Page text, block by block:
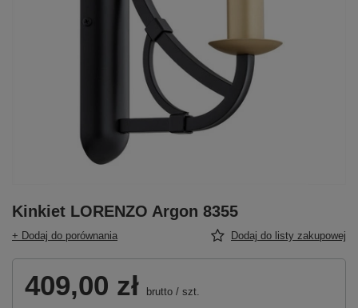
Kinkiet LORENZO Argon 8355
+ Dodaj do porównania Dodaj do listy zakupowej
409,00 zł brutto / szt.